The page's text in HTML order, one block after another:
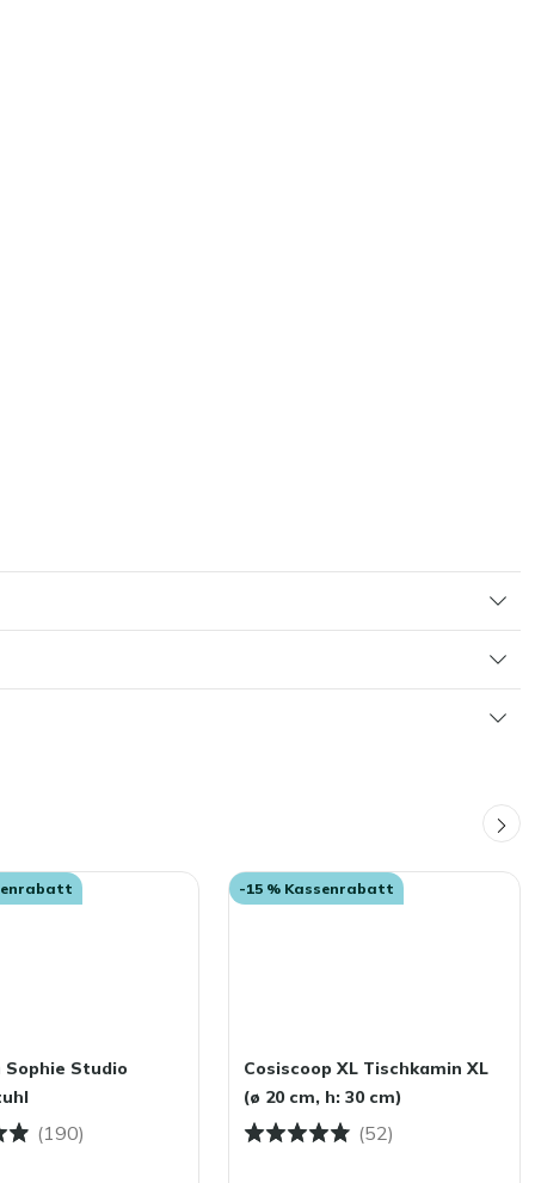
Studio
(190)
-15 % Kassenrabatt
Cosiscoop XL Tischkamin XL
(ø 20 cm, h: 30 cm)
(52)